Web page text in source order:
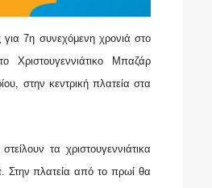
7η συνεχόμενη χρονιά στο
Χριστουγεννιάτικο Μπαζάρ
στην κεντρική πλατεία στα
τα χριστουγεννιάτικα
Στην πλατεία από το πρωί θα